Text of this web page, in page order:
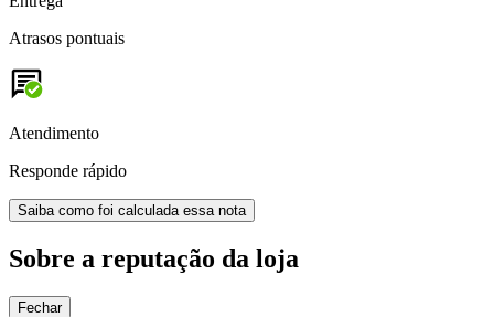
Atrasos pontuais
Atendimento
Responde rápido
Saiba como foi calculada essa nota
Sobre a reputação da loja
Fechar